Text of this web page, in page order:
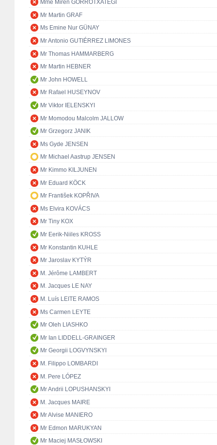
Mme Miren GORROTXATEGI
Mr Martin GRAF
Ms Emine Nur GÜNAY
Mr Antonio GUTIÉRREZ LIMONES
Mr Thomas HAMMARBERG
Mr Martin HEBNER
Mr John HOWELL
Mr Rafael HUSEYNOV
Mr Viktor IELENSKYI
Mr Momodou Malcolm JALLOW
Mr Grzegorz JANIK
Ms Gyde JENSEN
Mr Michael Aastrup JENSEN
Mr Kimmo KILJUNEN
Mr Eduard KÖCK
Mr František KOPŘIVA
Ms Elvira KOVÁCS
Mr Tiny KOX
Mr Eerik-Niiles KROSS
Mr Konstantin KUHLE
Mr Jaroslav KYTÝR
M. Jérôme LAMBERT
M. Jacques LE NAY
M. Luís LEITE RAMOS
Ms Carmen LEYTE
Mr Oleh LIASHKO
Mr Ian LIDDELL-GRAINGER
Mr Georgii LOGVYNSKYI
M. Filippo LOMBARDI
M. Pere LÓPEZ
Mr Andrii LOPUSHANSKYI
M. Jacques MAIRE
Mr Alvise MANIERO
Mr Edmon MARUKYAN
Mr Maciej MASŁOWSKI